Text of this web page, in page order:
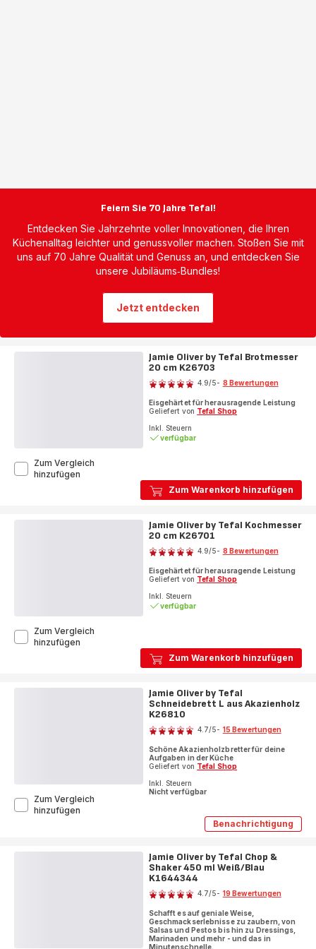
Feiern Sie 70 Jahre Tefal!
Entdecken Sie Jahrzehnte voller Innovationen, die Ihren
Küchenalltag leichter und genussvoller machen. Stoßen Sie mit
uns auf 70 Jahre Qualität und Genuss an, und entdecken Sie
unsere Jubiläums‑Bundles!
Jetzt entdecken
Zum Warenkorb hinzufügen
Jamie Oliver by Tefal Brotmesser
20 cm K26703
Bewertung
4.9/5- 8 Bewertungen
Eisgehärtet für herausragende Leistung
Geliefert von Tefal Shop
Inkl. Steuern
verfügbar
Zum Vergleich
hinzufügen
Brotmesser
Zum Warenkorb hinzufügen
Jamie Oliver by Tefal Kochmesser
20 cm K26701
Bewertung
4.9/5- 8 Bewertungen
Eisgehärtet für herausragende Leistung
Geliefert von Tefal Shop
Inkl. Steuern
verfügbar
Zum Vergleich
hinzufügen
Kochmesser
Benachrichtigung
Jamie
Tefal
Akazienholz
Jamie Oliver by Tefal
Schneidebrett L aus Akazienholz
K26810
Bewertung
4.7/5- 15 Bewertungen
Schöne Akazienholzbretter für deine
Aufgaben in der Küche
Geliefert von Tefal Shop
Inkl. Steuern
Nicht verfügbar
Zum Vergleich
hinzufügen
Schneidebrett
Jamie Oliver by Tefal Chop &
Shaker 450 ml Weiß/Blau
K1644344
Bewertung
4.7/5- 19 Bewertungen
Schafft es auf geniale Weise,
Geschmackserlebnisse zu zaubern, von
Salsas und Pestos bis hin zu Dressings,
Marinaden und mehr - und das in
Minutenschnelle.